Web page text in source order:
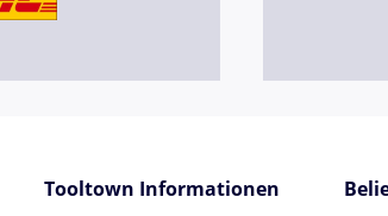
Tooltown Informationen